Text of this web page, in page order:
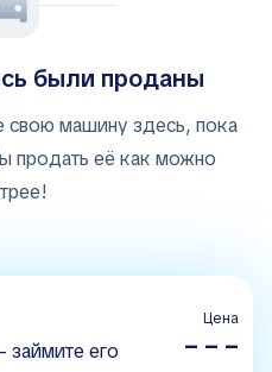
были проданы
свою машину здесь, пока
продать её как можно
его
Цена
– – –